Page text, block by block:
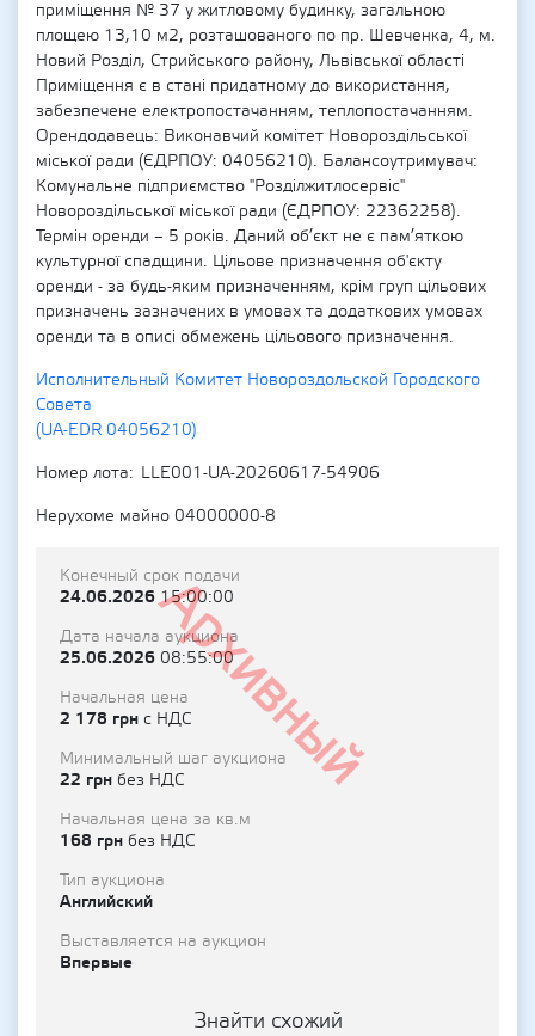
приміщення № 37 у житловому будинку, загальною
площею 13,10 м2, розташованого по пр. Шевченка, 4, м.
Новий Розділ, Стрийського району, Львівської області
Приміщення є в стані придатному до використання,
забезпечене електропостачанням, теплопостачанням.
Орендодавець: Виконавчий комітет Новороздільської
міської ради (ЄДРПОУ: 04056210). Балансоутримувач:
Комунальне підприємство "Розділжитлосервіс"
Новороздільської міської ради (ЄДРПОУ: 22362258).
Термін оренди – 5 років. Даний об’єкт не є пам’яткою
культурної спадщини. Цільове призначення об'єкту
оренди - за будь-яким призначенням, крім груп цільових
призначень зазначених в умовах та додаткових умовах
оренди та в описі обмежень цільового призначення.
Исполнительный Комитет Новороздольской Городского
Совета
(UA-EDR 04056210)
Номер лота
LLE001-UA-20260617-54906
Нерухоме майно 04000000-8
Архивный
Конечный срок подачи
24.06.202615:00:00
Дата начала аукциона
25.06.2026 08:55:00
Начальная цена
2 178 грн с НДС
Минимальный шаг аукциона
22 грн без НДС
Начальная цена за кв.м
168 грн без НДС
Тип аукциона
Английский
Выставляется на аукцион
Впервые
Знайти схожий